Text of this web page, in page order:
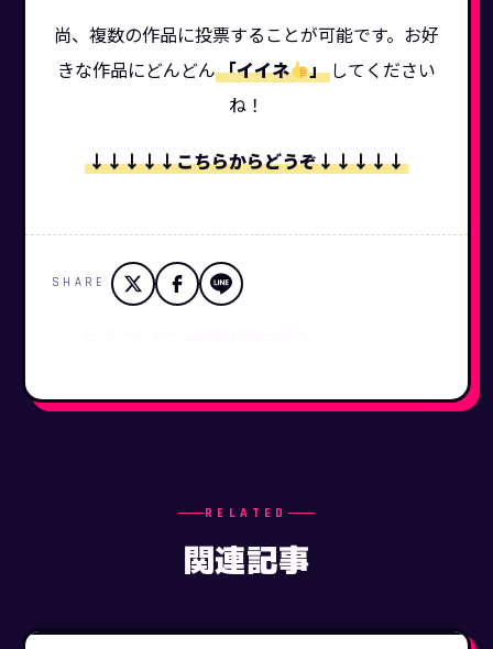
尚、複数の作品に投票することが可能です。お好
きな作品にどんどん「イイネ 」 してください
ね！
↓↓↓↓↓こちらからどうぞ↓↓↓↓↓
SHARE
RELATED
関連記事